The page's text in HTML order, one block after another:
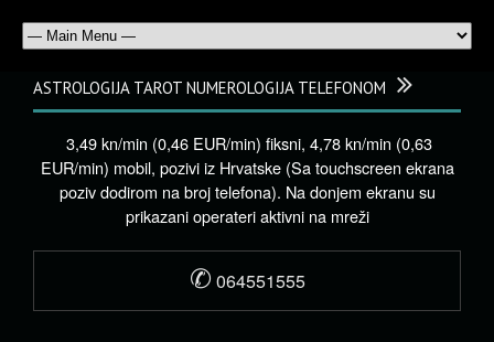
ASTROLOGIJA TAROT NUMEROLOGIJA TELEFONOM
3,49 kn/min (0,46 EUR/min) fiksni, 4,78 kn/min (0,63
EUR/min) mobil, pozivi iz Hrvatske (Sa touchscreen ekrana
poziv dodirom na broj telefona). Na donjem ekranu su
prikazani operateri aktivni na mreži
✆ 064551555